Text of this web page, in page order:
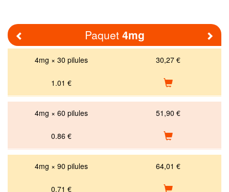
Paquet4mg
4mg × 30 pilules 30,27 €
1.01 €
4mg × 60 pilules 51,90 €
0.86 €
4mg × 90 pilules 64,01 €
0.71 €